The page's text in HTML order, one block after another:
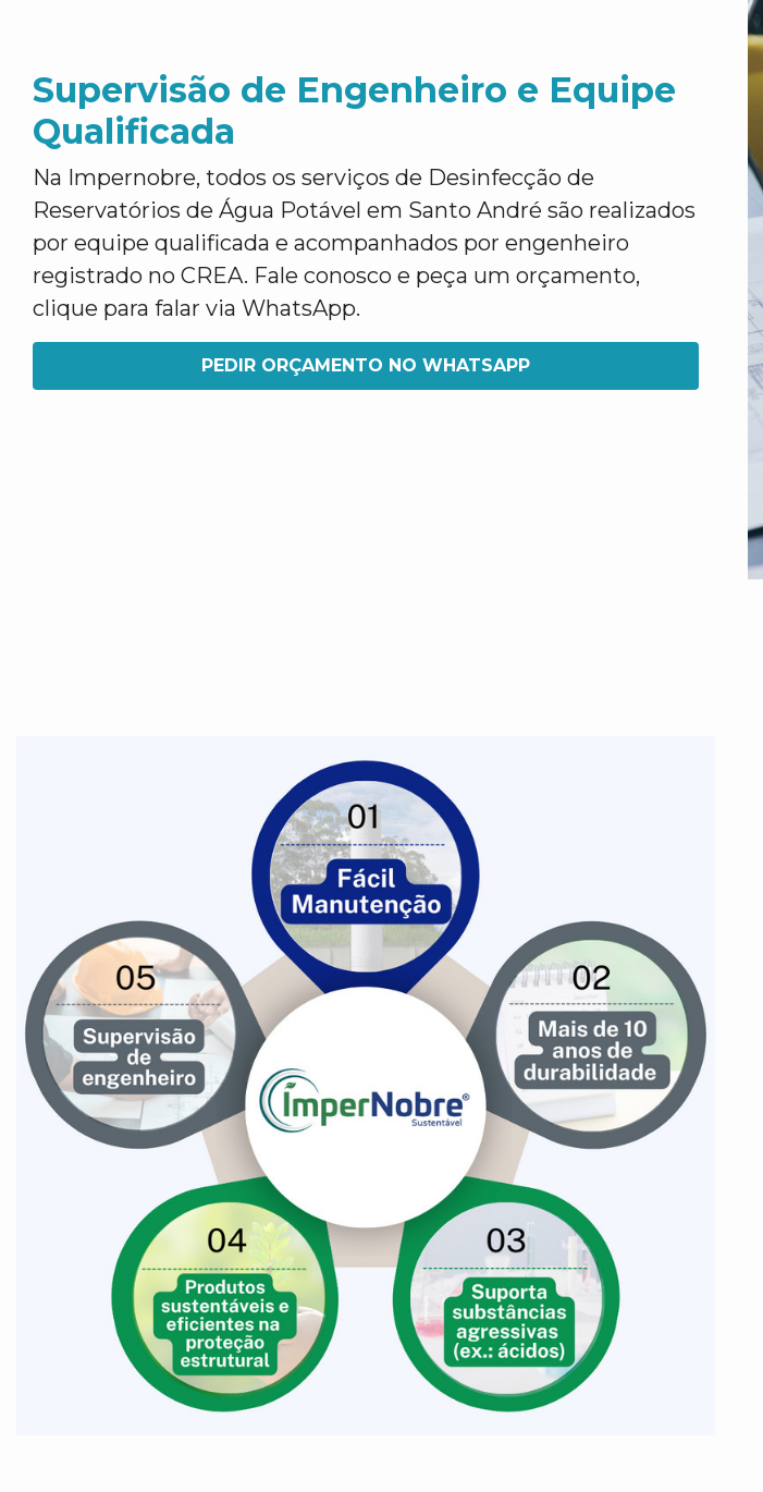
Supervisão de Engenheiro e Equipe
Qualificada
Na Impernobre, todos os serviços de Desinfecção de
Reservatórios de Água Potável em Santo André são realizados
por equipe qualificada e acompanhados por engenheiro
registrado no CREA. Fale conosco e peça um orçamento,
clique para falar via WhatsApp.
PEDIR ORÇAMENTO NO WHATSAPP